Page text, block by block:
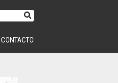
CONTACTO